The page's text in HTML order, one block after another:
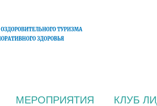
МЕРОПРИЯТИЯ КЛУБ